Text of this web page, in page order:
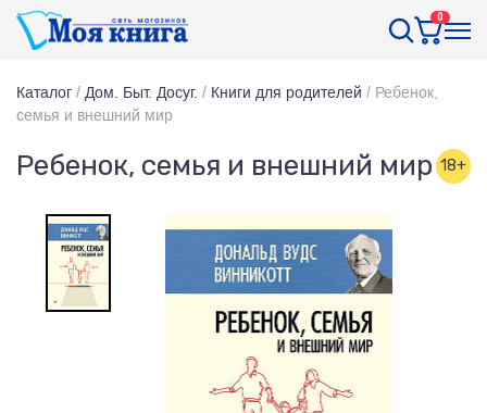
0
Каталог / Дом. Быт. Досуг. / Книги для родителей / Ребенок,
семья и внешний мир
Ребенок, семья и внешний мир 18+